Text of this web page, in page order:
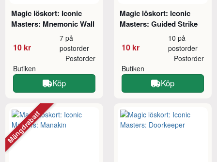
Magic löskort: Iconic
Masters: Mnemonic Wall
10 kr
7 på
postorder
Butiken
Postorder
Köp
Magic löskort: Iconic
Masters: Guided Strike
10 kr
10 på
postorder
Butiken
Postorder
Köp
Mängdrabatt